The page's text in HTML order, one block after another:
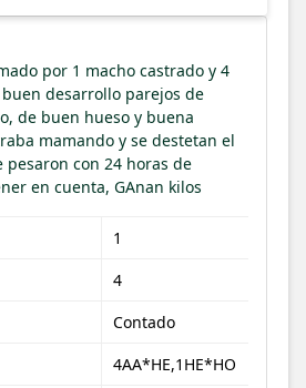
por 1 macho castrado y 4
desarrollo parejos de
de buen hueso y buena
mamando y se destetan el
pesaron con 24 horas de
en cuenta, GAnan kilos
1
4
Contado
4AA*HE,1HE*HO